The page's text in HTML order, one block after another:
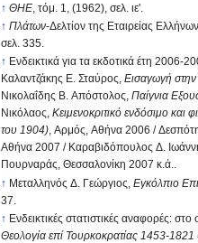
↑ ΘΗΕ, τόμ. 1, (1962), σελ. ιε'.
↑ Πλάτων-Δελτίον της Εταιρείας
σελ. 335.
↑ Ενδεικτικά για τα εκδοτικά έτη 2006-
Καλαντζάκης Ε. Σταύρος,Εισαγωγή
Νικολαΐδης Β. Απόστολος,Παίγνια
Νικόλαος,Κειμενοκριτικό ενδόσιμο και
του 1904), Αρμός, Αθήνα 2006 /
Αθήνα 2007 / Καραβιδόπουλος Δ.
Πουρναράς, Θεσσαλονίκη 2007 κ.ά..
↑ Μεταλληνός Δ. Γεώργιος,Εγκόλπιο
37.
↑ Ενδεικτικές στατιστικές αναφορές:
Θεολογία επί Τουρκοκρατίας 1453-1821